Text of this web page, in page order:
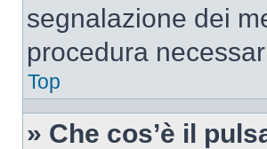
segnalazione dei
procedura
Top
» Che cos’è il